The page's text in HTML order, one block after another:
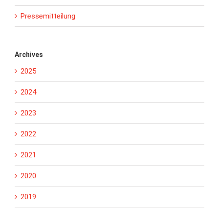
Pressemitteilung
Archives
2025
2024
2023
2022
2021
2020
2019